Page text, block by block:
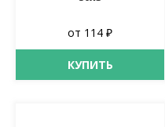
от 114 ₽
КУПИТЬ